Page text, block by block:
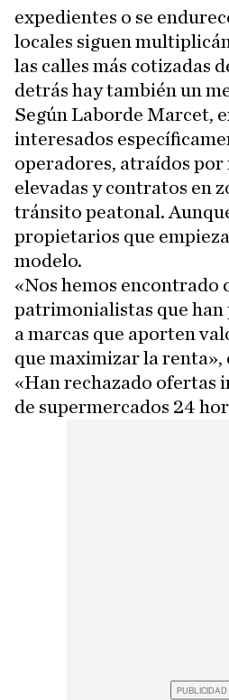
expedientes o se
locales siguen
las calles más cotizadas
detrás hay también un
Según Laborde Marcet,
interesados
operadores, atraídos
elevadas y contratos en
tránsito peatonal.
propietarios que
modelo.
«Nos hemos encontrado
patrimonialistas que
a marcas que aporten
que maximizar la renta»,
«Han rechazado ofertas
de supermercados 24